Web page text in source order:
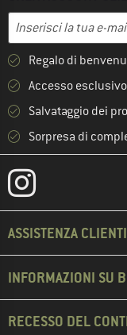
Indirizzo e-mail
Inserisci qui il tuo
Regalo di
Accesso
Salvataggio dei
Sorpresa di
ASSISTENZA CLIENTI
INFORMAZIONI SU
RECESSO DEL